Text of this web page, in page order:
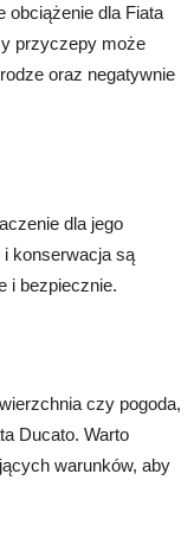
dla Fiata
przyczepy może
oraz negatywnie
dla jego
i konserwacja są
i bezpiecznie.
czy pogoda,
Ducato. Warto
warunków, aby